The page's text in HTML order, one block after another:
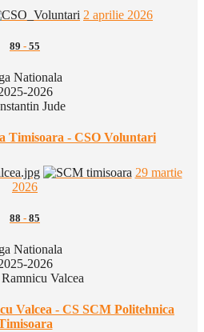
2 aprilie 2026
89 - 55
Nationala
2026
Jude
Timisoara - CSO Voluntari
29 martie
2026
88 - 85
Nationala
2026
Valcea
Valcea - CS SCM Politehnica